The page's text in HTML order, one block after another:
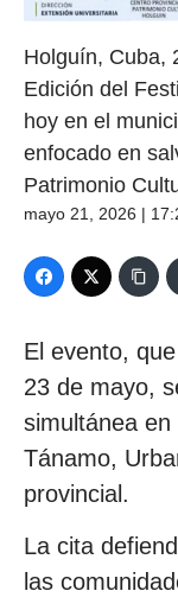
Holguín, Cuba,
Edición del
hoy en el
enfocado en
Patrimonio
mayo 21, 2026 |
El evento,
23 de mayo,
simultánea
Tánamo,
provincial.
La cita
las